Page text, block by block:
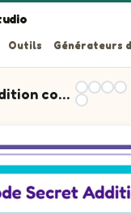
Outils Générateurs
Exercices d'addition codée
les
Additionne les
Additionne les
Additionne les